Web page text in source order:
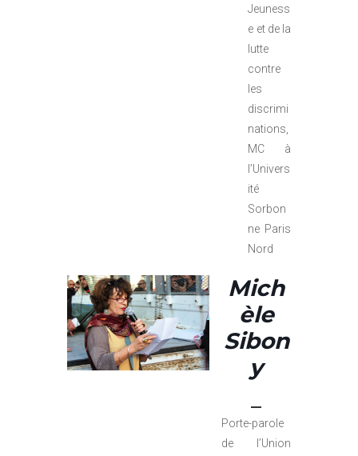
Jeuness
e et de la
lutte
contre
les
discrimi
nations,
MC à
l’Univers
ité
Sorbon
ne Paris
Nord
Mich
èle
Sibon
y
Porte-parole
de l’Union